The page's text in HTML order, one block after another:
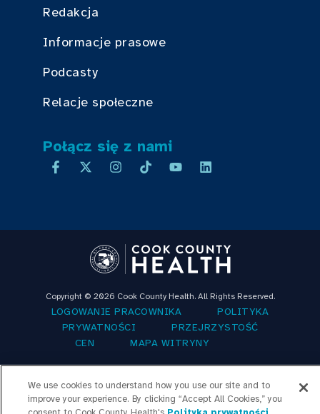
Redakcja
Informacje prasowe
Podcasty
Relacje społeczne
Połącz się z nami
Copyright © 2026 Cook County Health. All Rights Reserved.
LOGOWANIE PRACOWNIKA
POLITYKA
PRYWATNOŚCI
PRZEJRZYSTOŚĆ
CEN
MAPA WITRYNY
We use cookies to understand how you use our site and to
improve your experience. By clicking “Accept All Cookies,” you